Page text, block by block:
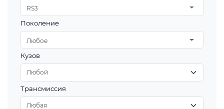
RS3
Поколение
Любое
Кузов
Трансмиссия